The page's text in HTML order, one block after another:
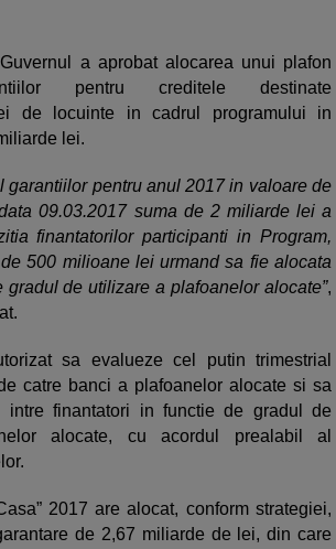
a aprobat alocarea unui plafon
pentru creditele destinate
de locuinte in cadrul programului in
lei.
garantiilor pentru anul 2017 in valoare de
09.03.2017 suma de 2 miliarde lei a
finantatorilor participanti in Program,
500 milioane lei urmand sa fie alocata
gradul de utilizare a plafoanelor alocate”,
sa evalueze cel putin trimestrial
catre banci a plafoanelor alocate si sa
intre finantatori in functie de gradul de
alocate, cu acordul prealabil al
2017 are alocat, conform strategiei,
de 2,67 miliarde de lei, din care